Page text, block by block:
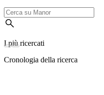
I più ricercati
Cronologia della ricerca